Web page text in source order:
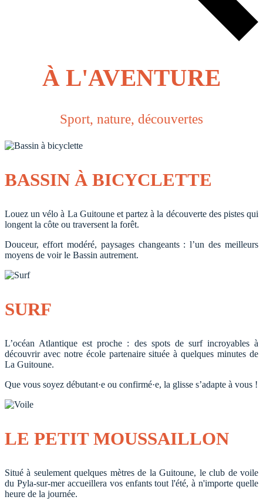
À L'AVENTURE
Sport, nature, découvertes
BASSIN À BICYCLETTE
Louez un vélo à La Guitoune et partez à la découverte des pistes qui
longent la côte ou traversent la forêt.
Douceur, effort modéré, paysages changeants : l’un des meilleurs
moyens de voir le Bassin autrement.
SURF
L’océan Atlantique est proche : des spots de surf incroyables à
découvrir avec notre école partenaire située à quelques minutes de
La Guitoune.
Que vous soyez débutant·e ou confirmé·e, la glisse s’adapte à vous !
LE PETIT MOUSSAILLON
Situé à seulement quelques mètres de la Guitoune, le club de voile
du Pyla-sur-mer accueillera vos enfants tout l'été, à n'importe quelle
heure de la journée.